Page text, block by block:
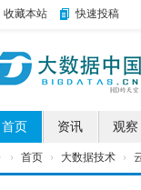
收藏本站 快速投稿
首页 资讯 观察
› 首页 › 大数据技术 ›